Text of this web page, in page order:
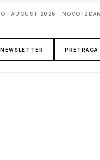
· AUGUST 2026 · NOVO
NEWSLETTER PRETRAGA